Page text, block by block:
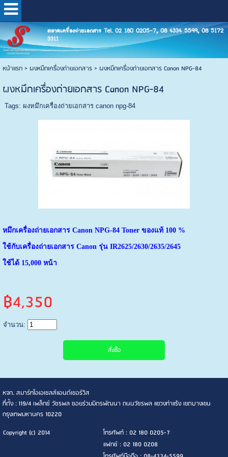
ตลาดเครื่องถ่ายเอกสาร Tel. 02 180 0205-7, 08 4334 5599, 08 5172
3311
หน้าแรก> ผงหมึกเครื่องถ่ายเอกสาร> ผงหมึกเครื่องถ่ายเอกสาร Canon NPG-84
ผงหมึกเครื่องถ่ายเอกสาร Canon NPG-84
Tags: ผงหมึกเครื่องถ่ายเอกสาร canon npg-84
หมึกเครื่องถ่ายเอกสารCanon NPG-84 Toner ของแท้ 100 %
ใช้กับเครื่องถ่ายเอกสาร Canon รุ่น IR2625/2630/2635/2645
ใช้ได้ 15,000 หน้า
฿4,350
จำนวน:
หจก. สมาร์ทโอเอเซลส์แอนด์เซอร์วิส
ที่ตั้ง : 119/4 เพล็กซ์ วัชรพล ซอยร่วมมิตรพัฒนา ถนนวัชรพล แขวงท่าแร้ง เขตบางเขน
กรุงเทพมหานคร 10220
Copyright (c) 2014
โทรศัพท์ : 02 180 0205-7
แฟกซ์ : 02 180 0208